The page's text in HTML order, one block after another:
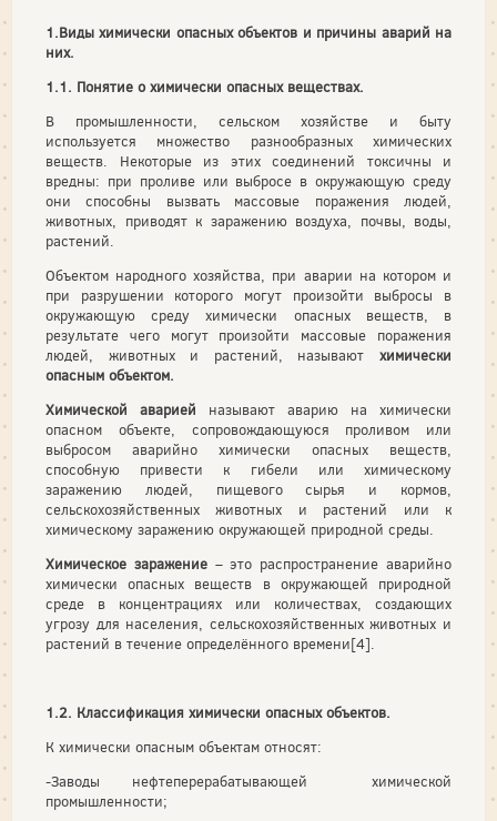
1.Виды химически опасных объектов и причины аварий на
них.
1.1. Понятие о химически опасных веществах.
В промышленности, сельском хозяйстве и быту
используется множество разнообразных химических
веществ. Некоторые из этих соединений токсичны и
вредны: при проливе или выбросе в окружающую среду
они способны вызвать массовые поражения людей,
животных, приводят к заражению воздуха, почвы, воды,
растений.
Объектом народного хозяйства, при аварии на котором и
при разрушении которого могут произойти выбросы в
окружающую среду химически опасных веществ, в
результате чего могут произойти массовые поражения
людей, животных и растений, называют химически
опасным объектом.
Химической аварией называют аварию на химически
опасном объекте, сопровождающуюся проливом или
выбросом аварийно химически опасных веществ,
способную привести к гибели или химическому
заражению людей, пищевого сырья и кормов,
сельскохозяйственных животных и растений или к
химическому заражению окружающей природной среды.
Химическое заражение– это распространение аварийно
химически опасных веществ в окружающей природной
среде в концентрациях или количествах, создающих
угрозу для населения, сельскохозяйственных животных и
растений в течение определённого времени[4].
1.2. Классификация химически опасных объектов.
К химически опасным объектам относят:
-Заводы нефтеперерабатывающей химической
промышленности;